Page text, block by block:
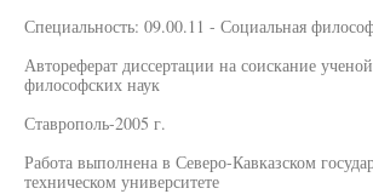
Специальность: 09.00.11 - Социальная
Автореферат диссертации на соискание
философских наук
Ставрополь-2005 г.
Работа выполнена в Северо-Кавказском
техническом университете